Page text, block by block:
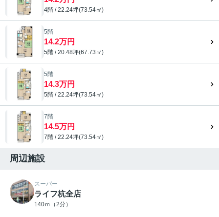
4階 / 22.24坪(73.54㎡)
5階
14.2万円
5階 / 20.48坪(67.73㎡)
5階
14.3万円
5階 / 22.24坪(73.54㎡)
7階
14.5万円
7階 / 22.24坪(73.54㎡)
周辺施設
スーパー
ライフ杭全店
140ｍ（2分）